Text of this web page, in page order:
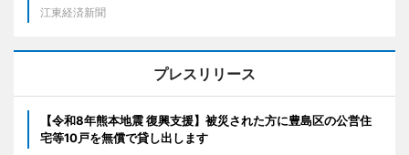
江東経済新聞
プレスリリース
【令和8年熊本地震 復興支援】被災された方に豊島区の公営住
宅等10戸を無償で貸し出します